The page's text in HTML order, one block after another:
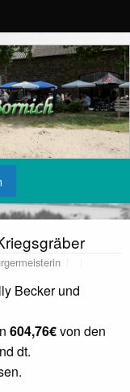
Becker und
604,76€von den
dt.